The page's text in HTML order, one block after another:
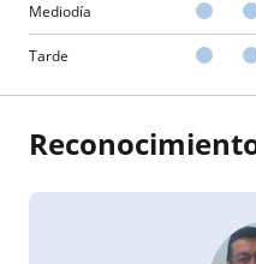
Mediodía
Tarde